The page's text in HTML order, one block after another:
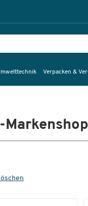
Verpacken &
Markenshop